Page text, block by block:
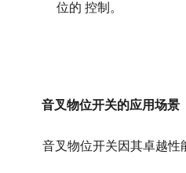
位的 控制。
音叉物位开关的应用场景
音叉物位开关因其卓越性